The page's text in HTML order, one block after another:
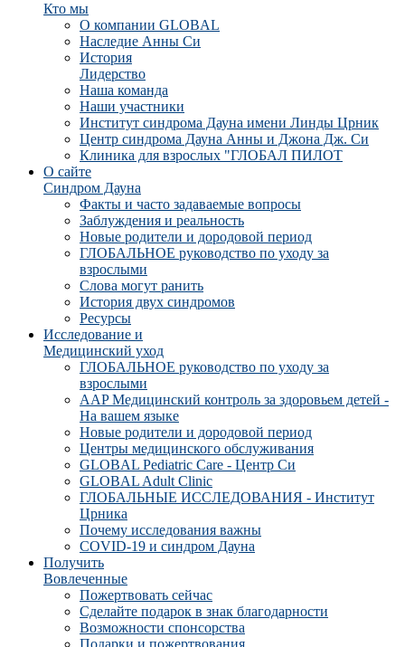
Кто мы
О компании GLOBAL
Наследие Анны Си
История
Лидерство
Наша команда
Наши участники
Институт синдрома Дауна имени Линды Црник
Центр синдрома Дауна Анны и Джона Дж. Си
Клиника для взрослых "ГЛОБАЛ ПИЛОТ
О сайте
Синдром Дауна
Факты и часто задаваемые вопросы
Заблуждения и реальность
Новые родители и дородовой период
ГЛОБАЛЬНОЕ руководство по уходу за
взрослыми
Слова могут ранить
История двух синдромов
Ресурсы
Исследование и
Медицинский уход
ГЛОБАЛЬНОЕ руководство по уходу за
взрослыми
AAP Медицинский контроль за здоровьем детей -
На вашем языке
Новые родители и дородовой период
Центры медицинского обслуживания
GLOBAL Pediatric Care - Центр Си
GLOBAL Adult Clinic
ГЛОБАЛЬНЫЕ ИССЛЕДОВАНИЯ - Институт
Црника
Почему исследования важны
COVID-19 и синдром Дауна
Получить
Вовлеченные
Пожертвовать сейчас
Сделайте подарок в знак благодарности
Возможности спонсорства
Подарки и пожертвования